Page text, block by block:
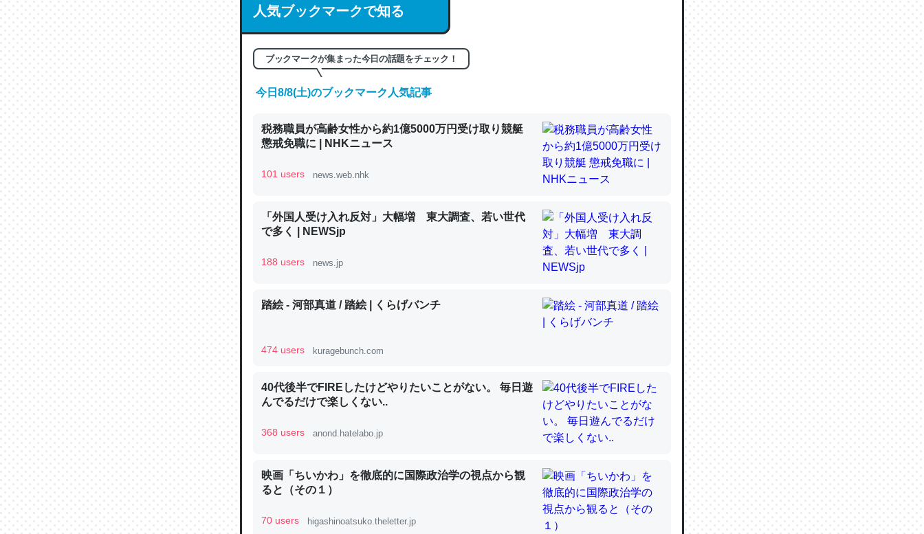
これは良記事。32768トークンだと英語小説100ページ分くらい。小説でいう「ずっと前
の伏線」は回収されないけど、短期記憶というには多い分量。進化すればするほど分かり
やすく強くなりそう
の600分の1程度。
─ニュース :: 【研究発表】昆虫学の大問題＝「昆虫はなぜ海にいないのか」に関する新仮説
論文では「淡水はカルシウムも酸素も不足してて両方に不利だから両方が拮抗してるので
チンを強化してる筈だが、酵素が違うのか？
─ニュース :: 【研究発表】昆虫学の大問題＝「昆虫はなぜ海にいないのか」に関する新仮説
これを元に考えるとカルシウムを大量に使う脊椎動物と貝類は苦労してるんだな…。腹足
類だと殻を無くしてナメクジになったり努力してるし。
─ニュース :: 【研究発表】昆虫学の大問題＝「昆虫はなぜ海にいないのか」に関する新仮説
人気ブックマークで知る
ブックマークが集まった今日の話題をチェック！
今日8/8(土)のブックマーク人気記事
税務職員が高齢女性から約1億5000万円受け取り競艇
懲戒免職に | NHKニュース
101 users news.web.nhk
「外国人受け入れ反対」大幅増 東大調査、若い世代
で多く | NEWSjp
188 users news.jp
踏絵 - 河部真道 / 踏絵 | くらげバンチ
474 users kuragebunch.com
40代後半でFIREしたけどやりたいことがない。 毎日遊
んでるだけで楽しくない..
368 users anond.hatelabo.jp
映画「ちいかわ」を徹底的に国際政治学の視点から観
ると（その１）
70 users higashinoatsuko.theletter.jp